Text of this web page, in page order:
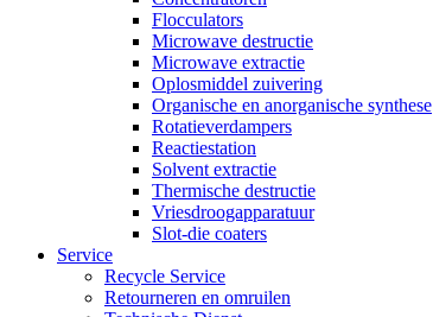
Flocculators
Microwave destructie
Microwave extractie
Oplosmiddel zuivering
Organische en anorganische synthese
Rotatieverdampers
Reactiestation
Solvent extractie
Thermische destructie
Vriesdroogapparatuur
Slot-die coaters
Service
Recycle Service
Retourneren en omruilen